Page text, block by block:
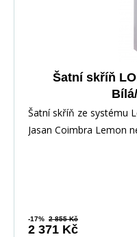
Šatní skříň
Šatní skříň ze systému
Jasan Coimbra Lemon
-17% 2 855 Kč
2 371 Kč